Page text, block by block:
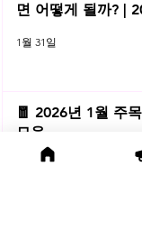
면 어떻게 될까? |
1월 31일
🧧 2026년 1월 주
모음
법률행사